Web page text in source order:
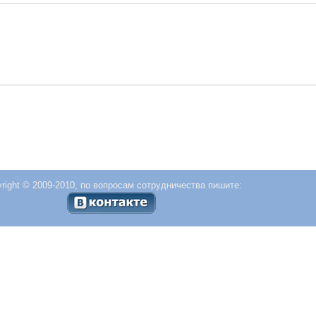
© 2009-2010, по вопросам сотрудничества пишите: